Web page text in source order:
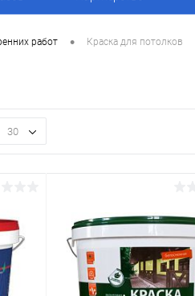
работ • Краска для потолков
30